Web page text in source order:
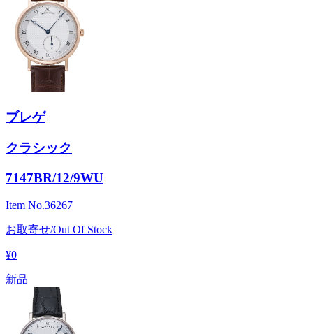
ブレゲ
クラシック
7147BR/12/9WU
Item No.36267
お取寄せ/Out Of Stock
¥0
新品